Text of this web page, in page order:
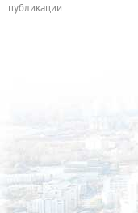
публикации.